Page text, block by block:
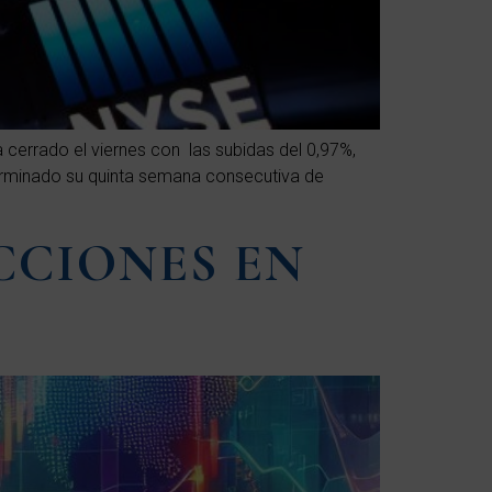
el viernes con las subidas del 0,97%,
su quinta semana consecutiva de
EN